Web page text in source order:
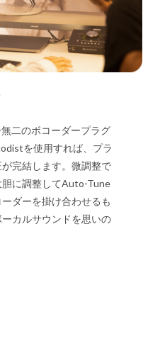
二のボコーダープラグ
を使用すれば、プラ
完結します。微調整で
に調整してAuto-Tune
ダーを掛け合わせるも
カルサウンドを思いの